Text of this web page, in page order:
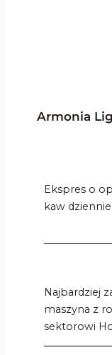
Armonia
Ekspres o
kaw dziennie
Najbardziej
maszyna z
sektorowi